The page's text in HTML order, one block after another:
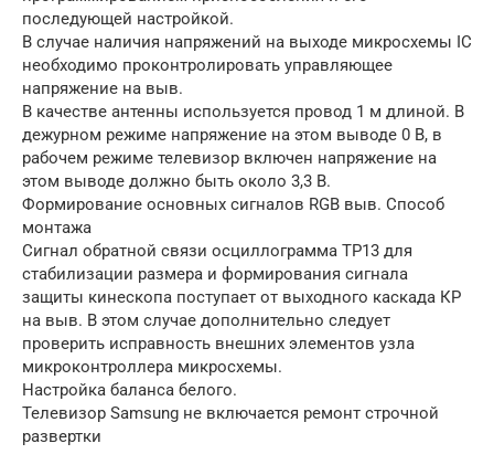
последующей настройкой.
В случае наличия напряжений на выходе микросхемы IC
необходимо проконтролировать управляющее
напряжение на выв.
В качестве антенны используется провод 1 м длиной. В
дежурном режиме напряжение на этом выводе 0 В, в
рабочем режиме телевизор включен напряжение на
этом выводе должно быть около 3,3 В.
Формирование основных сигналов RGB выв. Способ
монтажа
Сигнал обратной связи осциллограмма TP13 для
стабилизации размера и формирования сигнала
защиты кинескопа поступает от выходного каскада КР
на выв. В этом случае дополнительно следует
проверить исправность внешних элементов узла
микроконтроллера микросхемы.
Настройка баланса белого.
Телевизор Samsung не включается ремонт строчной
развертки